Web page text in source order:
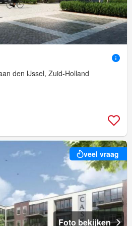
den IJssel, Zuid-Holland
veel vraag
Foto bekijken